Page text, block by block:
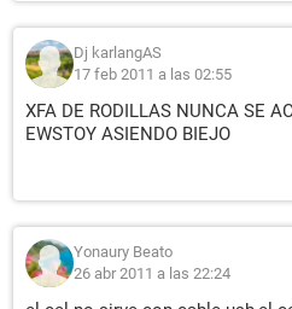
Dj karlangAS
17 feb 2011 a las 02:55
XFA DE RODILLAS NUNCA SE
EWSTOY ASIENDO BIEJO
Yonaury Beato
26 abr 2011 a las 22:24